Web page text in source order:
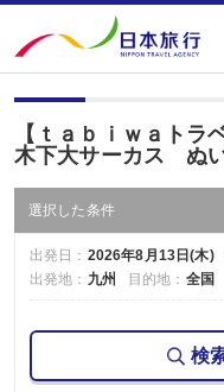
【ｔａｂｉｗａトラ
木下大サーカス ぬ
選択した条件
出発日： 2026年8月13日(木)
出発地： 九州 目的地： 全国
検